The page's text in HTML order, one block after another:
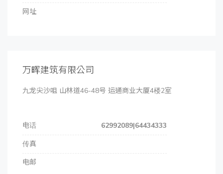
网址
万晖建筑有限公司
九龙尖沙咀 山林道46-48号 运通商业大厦4楼2室
电话
62992089|64434333
传真
电邮